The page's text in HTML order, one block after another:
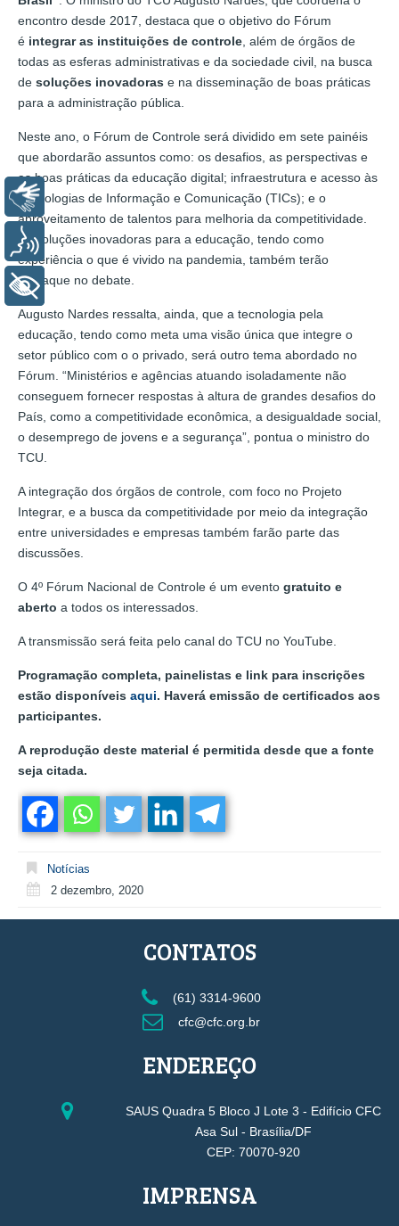
encontro desde 2017, destaca que o objetivo do Fórum
é integrar as instituições de controle , além de órgãos de
todas as esferas administrativas e da sociedade civil, na busca
de soluções inovadoras e na disseminação de boas práticas
para a administração pública.
Neste ano, o Fórum de Controle será dividido em sete painéis
que abordarão assuntos como: os desafios, as perspectivas e
as boas práticas da educação digital; infraestrutura e acesso às
Tecnologias de Informação e Comunicação (TICs); e o
aproveitamento de talentos para melhoria da competitividade.
As soluções inovadoras para a educação, tendo como
experiência o que é vivido na pandemia, também terão
destaque no debate.
Augusto Nardes ressalta, ainda, que a tecnologia pela
educação, tendo como meta uma visão única que integre o
setor público com o o privado, será outro tema abordado no
Fórum. “Ministérios e agências atuando isoladamente não
conseguem fornecer respostas à altura de grandes desafios do
País, como a competitividade econômica, a desigualdade social,
o desemprego de jovens e a segurança”, pontua o ministro do
TCU.
A integração dos órgãos de controle, com foco no Projeto
Integrar, e a busca da competitividade por meio da integração
entre universidades e empresas também farão parte das
discussões.
O 4º Fórum Nacional de Controle é um evento gratuito e
aberto a todos os interessados.
A transmissão será feita pelo canal do TCU no YouTube.
Programação completa, painelistas e link para inscrições
estão disponíveis aqui. Haverá emissão de certificados aos
participantes.
A reprodução deste material é permitida desde que a fonte
seja citada.
Notícias
2 dezembro, 2020
CONTATOS
(61) 3314-9600
cfc@cfc.org.br
ENDEREÇO
SAUS Quadra 5 Bloco J Lote 3 - Edifício CFC
Asa Sul - Brasília/DF
CEP: 70070-920
IMPRENSA
Libras
Voz
+ Acessibilidade